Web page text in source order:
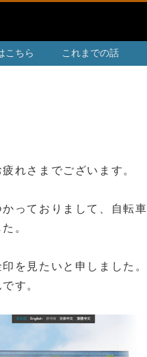
こちら これまでの話
れさまでございます。
っておりまして、自転車
。
を見たいと申しました。
す。